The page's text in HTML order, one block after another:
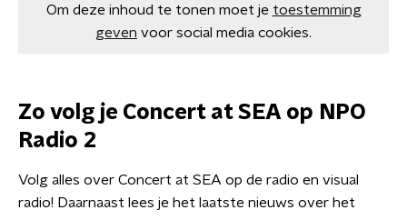
Om deze inhoud te tonen moet je toestemming
geven voor social media cookies.
Zo volg je Concert at SEA op NPO
Radio 2
Volg alles over Concert at SEA op de radio en visual
radio! Daarnaast lees je het laatste nieuws over het